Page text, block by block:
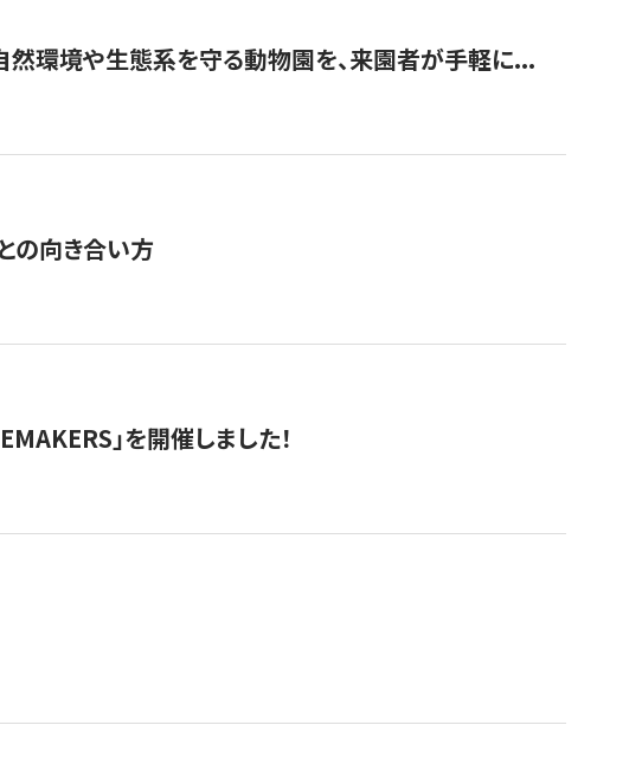
然環境や生態系を守る動物園を、来園者が手軽に...
の向き合い方
」を開催しました！